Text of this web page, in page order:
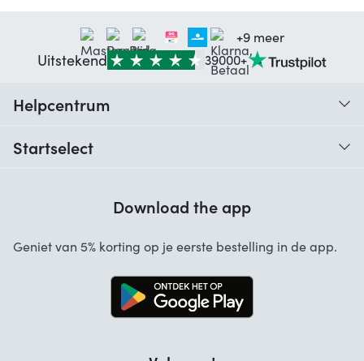
+9 meer
Uitstekend 39000+
Helpcentrum
Startselect
Startselect App
Download the app
Geniet van 5% korting op je eerste bestelling in de app.